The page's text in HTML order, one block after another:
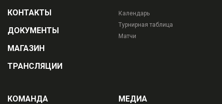
КОНТАКТЫ
ДОКУМЕНТЫ
МАГАЗИН
ТРАНСЛЯЦИИ
Календарь
Турнирная таблица
Матчи
КОМАНДА МЕДИА